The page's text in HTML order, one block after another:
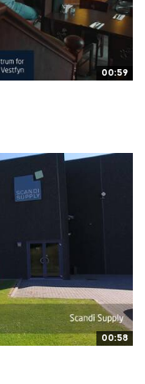
00:59
00:58